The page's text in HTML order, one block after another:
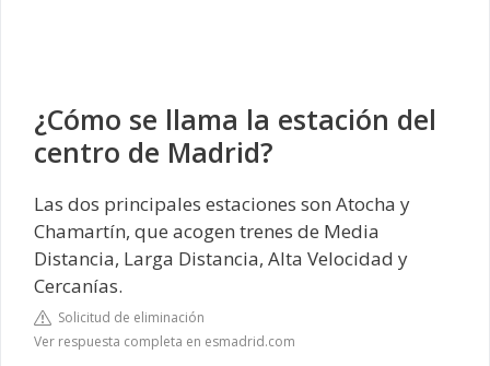
¿Cómo se llama la estación del
centro de Madrid?
Las dos principales estaciones son Atocha y
Chamartín, que acogen trenes de Media
Distancia, Larga Distancia, Alta Velocidad y
Cercanías.
Solicitud de eliminación
Ver respuesta completa en esmadrid.com